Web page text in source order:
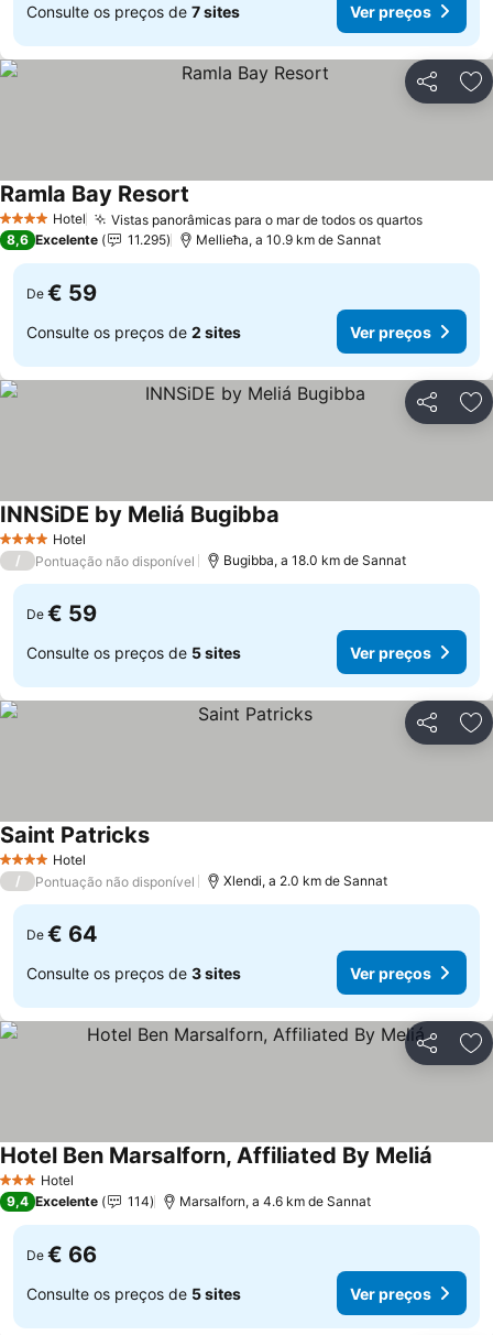
Consulte os preços de 7 sites Ver preços
Partilhar
4 EstrelasHotel Vistas panorâmicas para o mar de todos os quartosVer
Ramla Bay Resort
8,6 Excelente 11.295 Mellieħa, a 10.9 km de Sannat
De € 59
Consulte os preços de 2 sites Ver preços
Partilhar
4 EstrelasHotel
INNSiDE by Meliá Bugibba
/ Pontuação não disponível Bugibba, a 18.0 km de Sannat
De € 59
Consulte os preços de 5 sites Ver preços
Partilhar
4 EstrelasHotel
Saint PatricksVer preços
/ Pontuação não disponível Xlendi, a 2.0 km de Sannat
De € 64
Consulte os preços de 3 sites Ver preços
Partilhar
3 EstrelasHotel
Hotel Ben Marsalforn, Affiliated By Meliá
9,4 Excelente 114 Marsalforn, a 4.6 km de Sannat
De € 66
Consulte os preços de 5 sites Ver preços